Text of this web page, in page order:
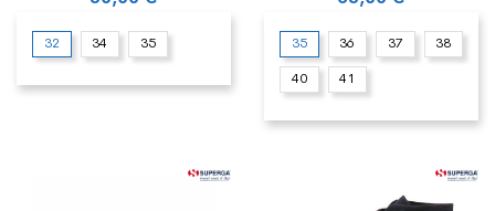
32 34 35 35 36 37 38
40 41